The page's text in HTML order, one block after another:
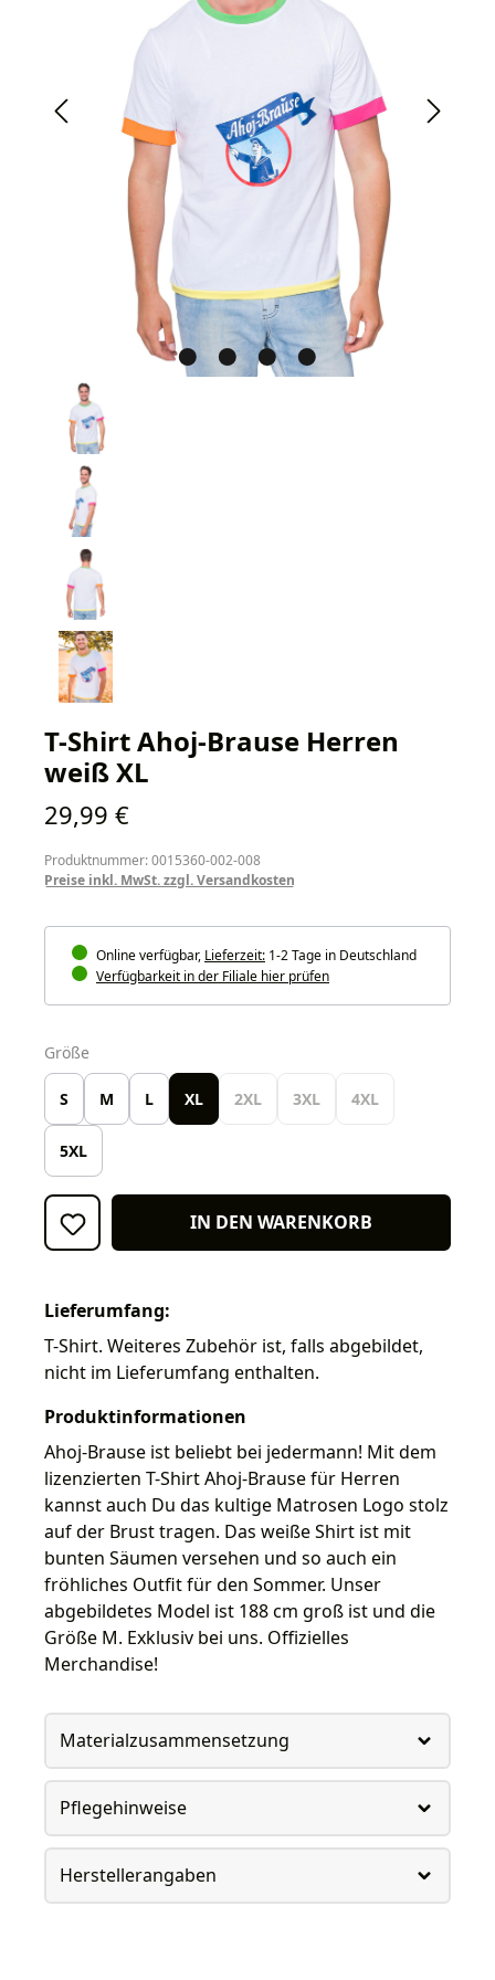
T-Shirt Ahoj-Brause Herren
weiß XL
Regulärer Preis:
29,99 €
Produktnummer: 0015360-002-008
Preise inkl. MwSt. zzgl. Versandkosten
Online verfügbar, Lieferzeit: 1-2 Tage in Deutschland
Verfügbarkeit in der Filiale hier prüfen
Größe
S M L XL 2XL 3XL 4XL
5XL
IN DEN WARENKORB
Lieferumfang:
T-Shirt. Weiteres Zubehör ist, falls abgebildet,
nicht im Lieferumfang enthalten.
Produktinformationen
Ahoj-Brause ist beliebt bei jedermann! Mit dem
lizenzierten T-Shirt Ahoj-Brause für Herren
kannst auch Du das kultige Matrosen Logo stolz
auf der Brust tragen. Das weiße Shirt ist mit
bunten Säumen versehen und so auch ein
fröhliches Outfit für den Sommer. Unser
abgebildetes Model ist 188 cm groß ist und die
Größe M. Exklusiv bei uns. Offizielles
Merchandise!
Materialzusammensetzung
Pflegehinweise
Herstellerangaben